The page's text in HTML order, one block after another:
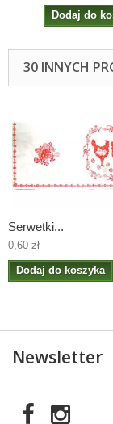
Dodaj do
30 INNYCH
Serwetki...
0,60 zł
Dodaj do koszyka
Newsletter